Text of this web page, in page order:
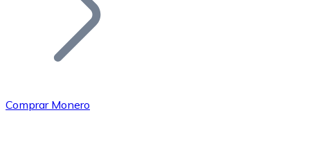
Comprar Monero